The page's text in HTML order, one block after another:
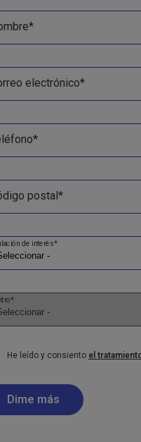
electrónico*
postal*
de interés*
He leído y consiento el